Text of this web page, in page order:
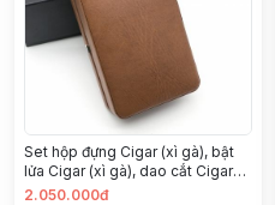
Set hộp đựng Cigar (xì gà), bật
lửa Cigar (xì gà), dao cắt Cigar
Cohiba
2.050.000đ